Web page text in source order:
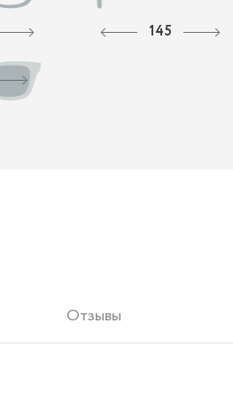
145
Отзывы